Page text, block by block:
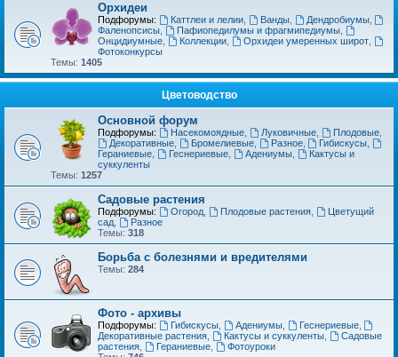
Орхидеи
Подфорумы: Каттлеи и лелии, Ванды, Дендробиумы,
Фаленопсисы
Пафиопедилумы и фрагмипедиумы,
Онцидиумные
Коллекции, Орхидеи умеренных широт,
Фотоконкурсы
Темы: 1405
Цветоводство
Основной форум
Подфорумы: Насекомоядные, Луковичные, Плодовые,
Декоративные, Бромелиевые, Разное, Гибискусы
Гераниевые
Геснериевые, Адениумы,
Кактусы и
суккуленты
Темы: 1257
Садовые растения
Подфорумы: Огород, Плодовые растения,
Цветущий
сад
Разное
Темы: 318
Борьба с болезнями и вредителями
Темы: 284
Фото - архивы
Подфорумы: Гибискусы, Адениумы, Геснериевые,
Декоративные растения
Кактусы и суккуленты,
Садовые
растения
Гераниевые,
Фотоуроки